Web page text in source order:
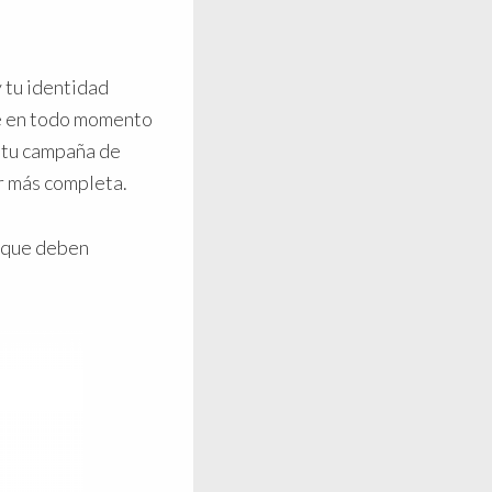
tu identidad
todo momento
campaña de
completa.
deben